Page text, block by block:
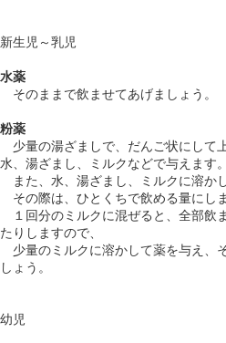
新生児～乳児
水薬
そのままで飲ませてあげましょう。
粉薬
少量の湯ざましで、だんご状にして
水、湯ざまし、ミルクなどで与えます。
また、水、湯ざまし、ミルクに溶か
その際は、ひとくちで飲める量にしま
１回分のミルクに混ぜると、全部飲
たりしますので、
少量のミルクに溶かして薬を与え、
しょう。
幼児